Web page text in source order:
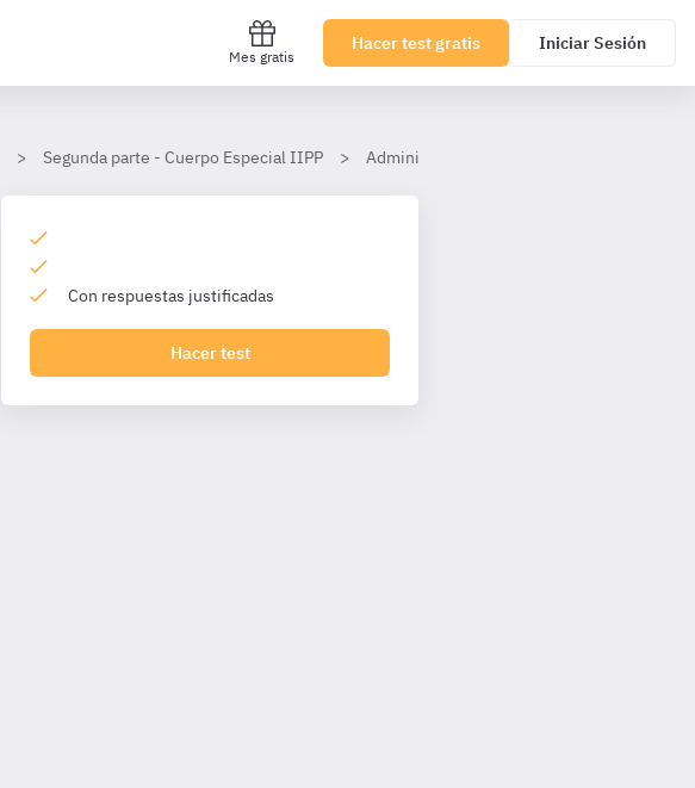
Mes gratis
Hacer test gratis Iniciar Sesión
Segunda parte - Cuerpo Especial IIPP Administración de Recursos Humanos
Con respuestas justificadas
Hacer test